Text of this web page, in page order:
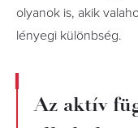
olyanok is, akik
lényegi különbség.
Az aktív